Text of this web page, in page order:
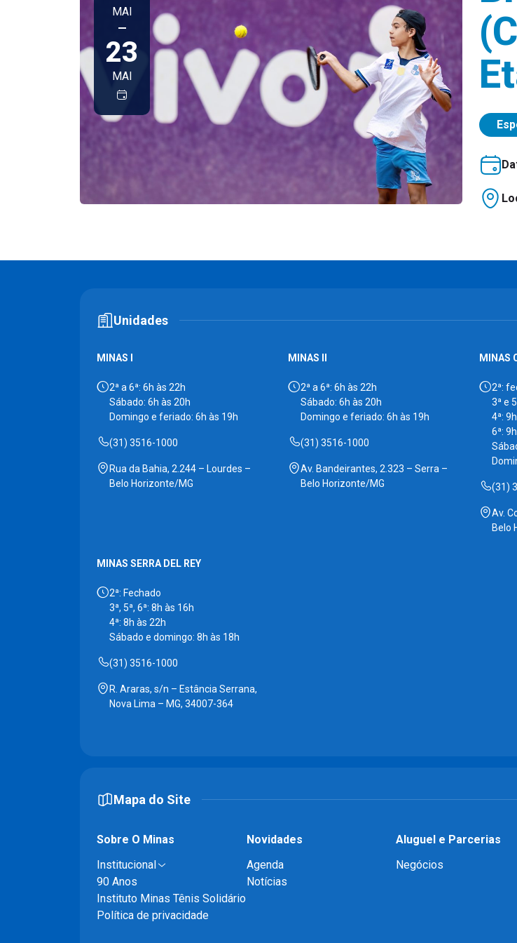
MAI
—
23
MAI
Unidades
MINAS I
2ª a 6ª: 6h às 22h
Sábado: 6h às 20h
Domingo e feriado: 6h às 19h
(31) 3516-1000
Rua da Bahia, 2.244 – Lourdes –
Belo Horizonte/MG
MINAS II
2ª a 6ª: 6h às 22h
Sábado: 6h às 20h
Domingo e feriado: 6h às 19h
(31) 3516-1000
Av. Bandeirantes, 2.323 – Serra –
Belo Horizonte/MG
MINAS
2ª:
3ª e
4ª:
6ª:
(31)
Av.
Belo
MINAS SERRA DEL REY
2ª: Fechado
3ª, 5ª, 6ª: 8h às 16h
4ª: 8h às 22h
Sábado e domingo: 8h às 18h
(31) 3516-1000
R. Araras, s/n – Estância Serrana,
Nova Lima – MG, 34007-364
Mapa do Site
Sobre O Minas
Institucional
90 Anos
Instituto Minas Tênis Solidário
Política de privacidade
Novidades
Agenda
Notícias
Aluguel e Parcerias
Negócios